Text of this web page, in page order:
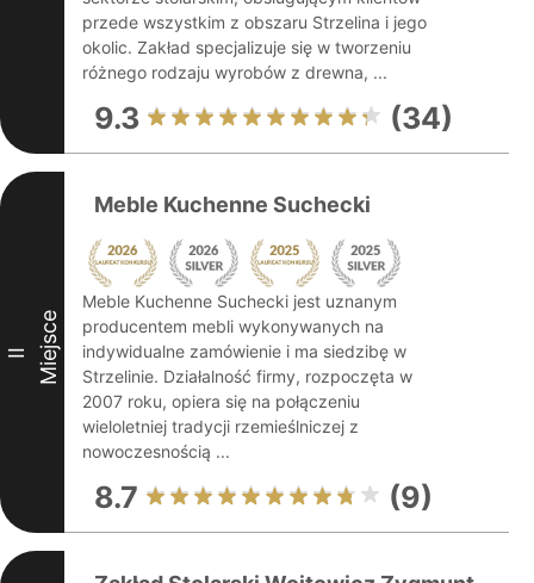
przede wszystkim z obszaru Strzelina i jego
okolic. Zakład specjalizuje się w tworzeniu
różnego rodzaju wyrobów z drewna, ...
9.3 (34)
II Miejsce
Meble Kuchenne Suchecki
Meble Kuchenne Suchecki jest uznanym
producentem mebli wykonywanych na
indywidualne zamówienie i ma siedzibę w
Strzelinie. Działalność firmy, rozpoczęta w
2007 roku, opiera się na połączeniu
wieloletniej tradycji rzemieślniczej z
nowoczesnością ...
8.7 (9)